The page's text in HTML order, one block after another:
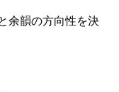
余韻の方向性を決